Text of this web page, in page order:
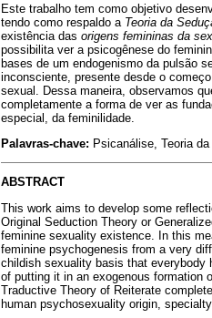
Este trabalho tem como objetivo
tendo como respaldo a Teoria da
existência das origens femininas da
possibilita ver a psicogênese do
bases de um endogenismo da pulsão
inconsciente, presente desde o
sexual. Dessa maneira, observamos
completamente a forma de ver as
especial, da feminilidade.
Palavras-chave: Psicanálise, Teoria
ABSTRACT
This work aims to develop some
Original Seduction Theory or
feminine sexuality existence. In this
feminine psychogenesis from a very
childish sexuality basis that everybody
of putting it in an exogenous formation
Traductive Theory of Reiterate
human psychosexuality origin,